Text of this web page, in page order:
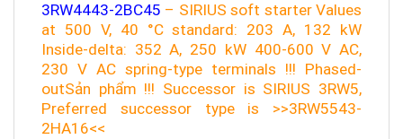
3RW4443-2BC45 – SIRIUS soft starter Values
at 500 V, 40 °C standard: 203 A, 132 kW
Inside-delta: 352 A, 250 kW 400-600 V AC,
230 V AC spring-type terminals !!! Phased-
outSản phẩm !!! Successor is SIRIUS 3RW5,
Preferred successor type is >>3RW5543-
2HA16<<